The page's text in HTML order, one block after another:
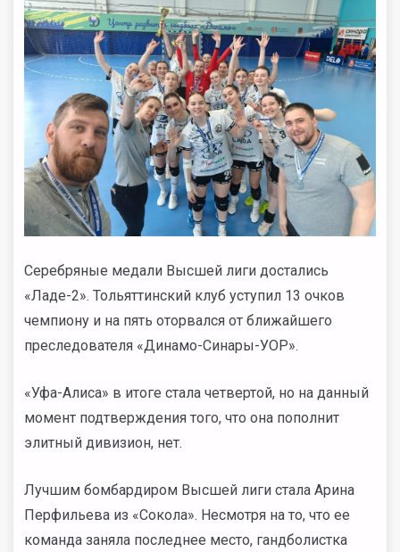
Серебряные медали Высшей лиги достались
«Ладе-2». Тольяттинский клуб уступил 13 очков
чемпиону и на пять оторвался от ближайшего
преследователя «Динамо-Синары-УОР».
«Уфа-Алиса» в итоге стала четвертой, но на данный
момент подтверждения того, что она пополнит
элитный дивизион, нет.
Лучшим бомбардиром Высшей лиги стала Арина
Перфильева из «Сокола». Несмотря на то, что ее
команда заняла последнее место, гандболистка